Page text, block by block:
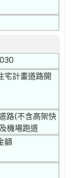
宅計畫道路開
路(不含高架快
機場跑道
額